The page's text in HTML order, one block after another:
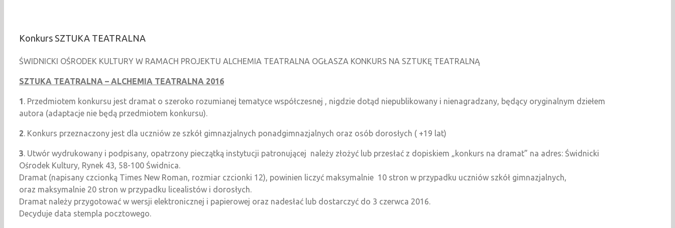
Konkurs SZTUKA TEATRALNA
ŚWIDNICKI OŚRODEK KULTURY W RAMACH PROJEKTU ALCHEMIA TEATRALNA OGŁASZA KONKURS NA SZTUKĘ TEATRALNĄ
SZTUKA TEATRALNA – ALCHEMIA TEATRALNA 2016
1. Przedmiotem konkursu jest dramat o szeroko rozumianej tematyce współczesnej , nigdzie dotąd niepublikowany i nienagradzany, będący oryginalnym dziełem
autora (adaptacje nie będą przedmiotem konkursu).
2. Konkurs przeznaczony jest dla uczniów ze szkół gimnazjalnych ponadgimnazjalnych oraz osób dorosłych ( +19 lat)
3. Utwór wydrukowany i podpisany, opatrzony pieczątką instytucji patronującej należy złożyć lub przesłać z dopiskiem „konkurs na dramat” na adres: Świdnicki
Ośrodek Kultury, Rynek 43, 58-100 Świdnica.
Dramat (napisany czcionką Times New Roman, rozmiar czcionki 12), powinien liczyć maksymalnie 10 stron w przypadku uczniów szkół gimnazjalnych,
oraz maksymalnie 20 stron w przypadku licealistów i dorosłych.
Dramat należy przygotować w wersji elektronicznej i papierowej oraz nadesłać lub dostarczyć do 3 czerwca 2016.
Decyduje data stempla pocztowego.